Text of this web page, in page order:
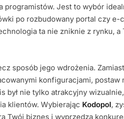
programistów. Jest to wybór
po rozbudowany portal czy e-
ta nie zniknie z rynku, a
sposób jego wdrożenia.
konfiguracjami, postaw
był nie tylko atrakcyjny
klientów. Wybierając Kodopol,
Twój biznes i wyprzedza